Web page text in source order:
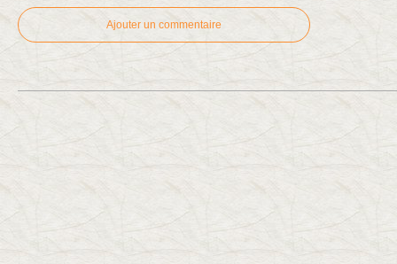
Ajouter un commentaire